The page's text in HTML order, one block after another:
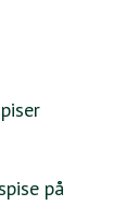
på